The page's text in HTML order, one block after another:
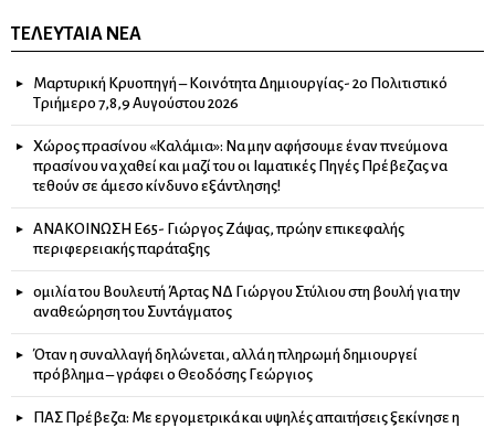
ΤΕΛΕΥΤΑΊΑ ΝΈΑ
Μαρτυρική Κρυοπηγή – Κοινότητα Δημιουργίας- 2ο Πολιτιστικό
Τριήμερο 7,8,9 Αυγούστου 2026
Χώρος πρασίνου «Καλάμια»: Να μην αφήσουμε έναν πνεύμονα
πρασίνου να χαθεί και μαζί του οι Ιαματικές Πηγές Πρέβεζας να
τεθούν σε άμεσο κίνδυνο εξάντλησης!
ΑΝΑΚΟΙΝΩΣΗ Ε65- Γιώργος Ζάψας, πρώην επικεφαλής
περιφερειακής παράταξης
ομιλία του Βουλευτή Άρτας ΝΔ Γιώργου Στύλιου στη βουλή για την
αναθεώρηση του Συντάγματος
Όταν η συναλλαγή δηλώνεται, αλλά η πληρωμή δημιουργεί
πρόβλημα – γράφει ο Θεοδόσης Γεώργιος
ΠΑΣ Πρέβεζα: Με εργομετρικά και υψηλές απαιτήσεις ξεκίνησε η